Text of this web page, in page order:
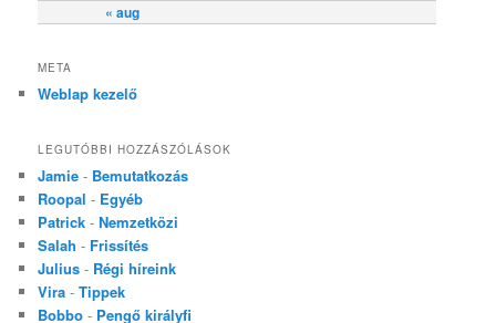
« aug
META
Weblap kezelő
LEGUTÓBBI HOZZÁSZÓLÁSOK
Jamie - Bemutatkozás
Roopal - Egyéb
Patrick -Nemzetközi
Salah - Frissítés
Julius - Régi híreink
Vira -Tippek
Bobbo - Pengő királyfi